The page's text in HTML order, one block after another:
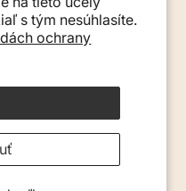
s tým nesúhlasíte.
ochrany
Ecommerce Pot